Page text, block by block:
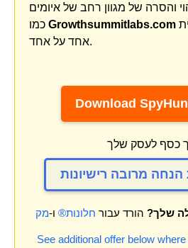
והסרה של מגוון רחב של איומים
Growthsummitlabs.com
אחד על אחד.
Download
מרובה רישיונות
שלך? הורד עבור חלונות® ו-
See additional offer below